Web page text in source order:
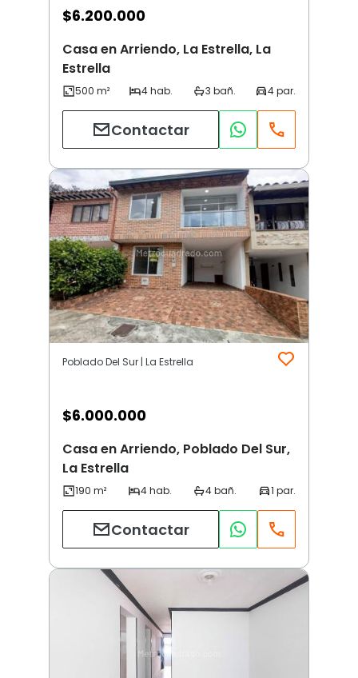
$6.200.000
Casa en Arriendo, La Estrella, La
Estrella
Contactar
Poblado Del Sur | La Estrella
$6.000.000
Casa en Arriendo, Poblado Del Sur,
La Estrella
Contactar